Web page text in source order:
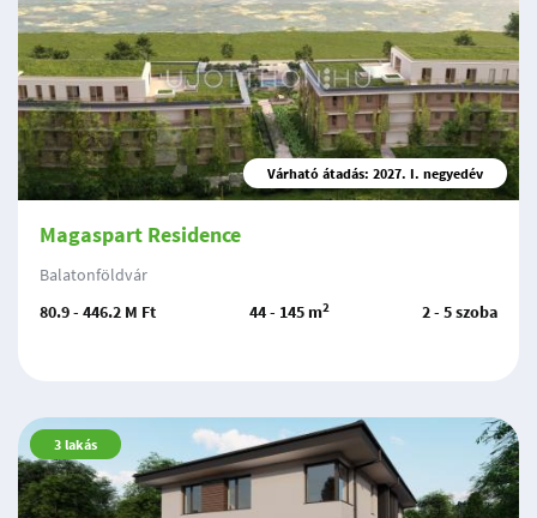
Várható átadás: 2027. I. negyedév
Magaspart Residence
Balatonföldvár
80.9 - 446.2 M Ft
44 - 145 m2 2 - 5 szoba
3 lakás